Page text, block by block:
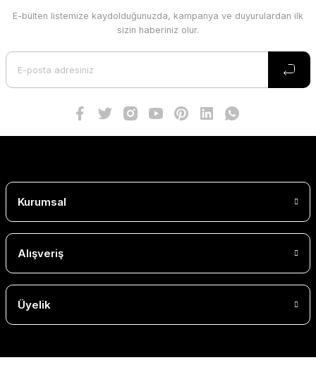
E-bülten listemize kaydolduğunuzda, kampanya ve duyurulardan ilk
sizin haberiniz olur.
Kurumsal
Alışveriş
Üyelik